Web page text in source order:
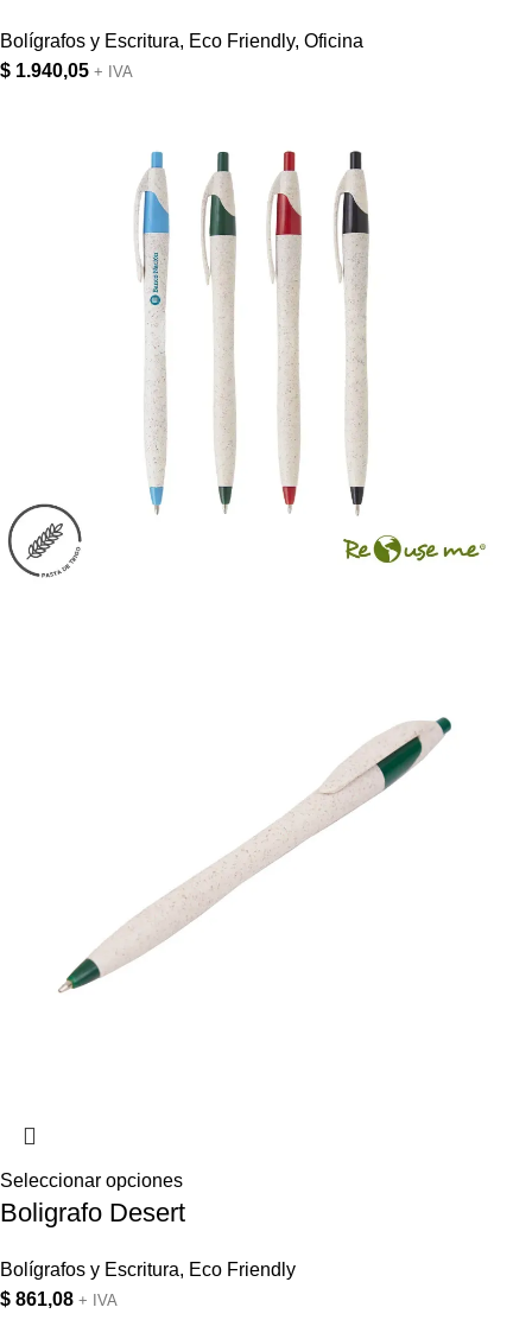
Bolígrafos y Escritura, Eco Friendly, Oficina
$ 1.940,05 + IVA
Seleccionar opciones
Boligrafo Desert
Bolígrafos y Escritura, Eco Friendly
$ 861,08 + IVA